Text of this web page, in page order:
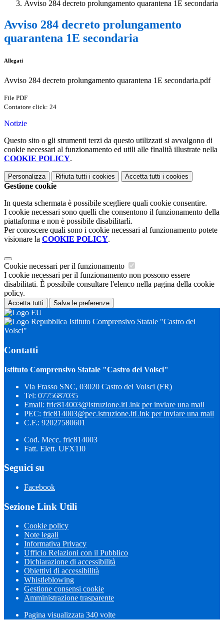
Avviso 284 decreto prolungamento quarantena 1E secondaria
Avviso 284 decreto prolungamento
quarantena 1E secondaria
Allegati
Avviso 284 decreto prolungamento quarantena 1E secondaria.pdf
File PDF
Contatore click: 24
Notizie
Questo sito o gli strumenti terzi da questo utilizzati si avvalgono di
cookie necessari al funzionamento ed utili alle finalità illustrate nella
COOKIE POLICY.
Personalizza Rifiuta tutti i cookies Accetta tutti i cookies
Gestione cookie
In questa schermata è possibile scegliere quali cookie consentire.
I cookie necessari sono quelli che consentono il funzionamento della
piattaforma e non è possibile disabilitarli.
Per conoscere quali sono i cookie necessari al funzionamento potete
visionare la COOKIE POLICY.
Cookie necessari per il funzionamento
I cookie necessari per il funzionamento non possono essere
disabilitati. È possibile consultare l'elenco nella pagina della cookie
policy.
Accetta tutti Salva le preferenze
Istituto Comprensivo Statale "Castro dei
Volsci"
Contatti
Istituto Comprensivo Statale "Castro dei Volsci"
Via Frasso SNC, 03020 Castro dei Volsci (FR)
Tel: 0775687035
Email: fric814003@istruzione.itLink per inviare una mail
PEC: fric814003@pec.istruzione.itLink per inviare una mail
C.F.: 92027580601
Cod. Mecc. fric814003
Fatt. Elett. UFX1I0
Seguici su
Facebook
Sezione Link Utili
Cookie policy
Note legali
Informativa Privacy
Ufficio Relazioni con il Pubblico
Dichiarazione di accessibilità
Obiettivi di accessibilità
Whistleblowing
Gestione consensi cookie
Amministrazione trasparente
Pagina visualizzata 340 volte